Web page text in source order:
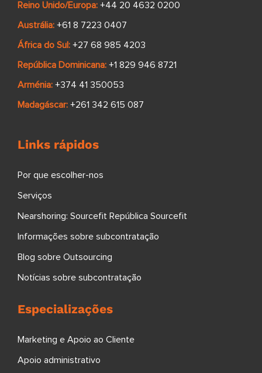
Reino Unido/Europa: +44 20 4632 0200
Austrália: +61 8 7223 0407
África do Sul: +27 68 985 4203
República Dominicana: +1 829 946 8721
Arménia: +374 41 350053
Madagáscar: +261 342 615 087
Links rápidos
Por que escolher-nos
Serviços
Nearshoring: Sourcefit República Sourcefit
Informações sobre subcontratação
Blog sobre Outsourcing
Notícias sobre subcontratação
Especializações
Marketing e Apoio ao Cliente
Apoio administrativo